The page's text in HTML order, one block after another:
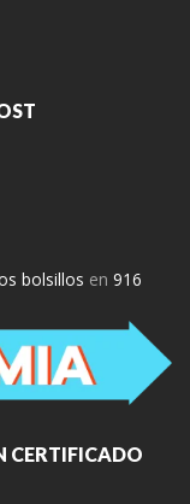
bolsillos en 916
CERTIFICADO